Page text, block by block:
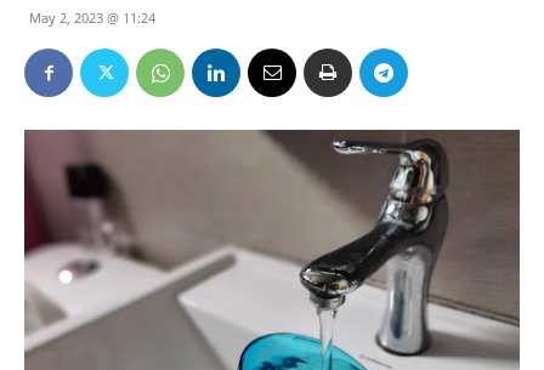
May 2, 2023 @ 11:24